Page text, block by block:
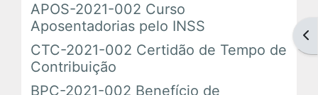
APOS-2021-002 Curso
Aposentadorias pelo INSS
CTC-2021-002 Certidão de Tempo de
Contribuição
BPC-2021-002 Benefício de